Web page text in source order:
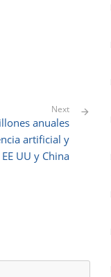
Next
anuales
artificial y
UU y China